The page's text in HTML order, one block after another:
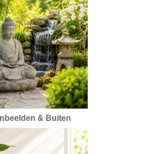
& Buiten